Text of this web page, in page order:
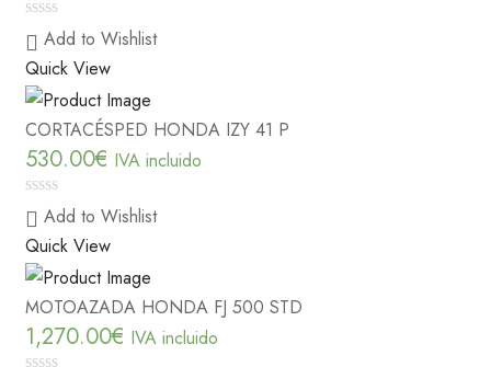
0
out
of
5
Add to Wishlist
Quick View
CORTACÉSPED HONDA IZY 41 P
530.00€ IVA incluido
0
out
of
5
Add to Wishlist
Quick View
MOTOAZADA HONDA FJ 500 STD
1,270.00€ IVA incluido